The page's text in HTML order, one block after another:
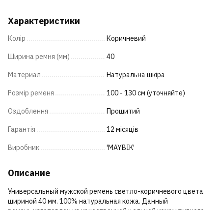
Характеристики
Колір Коричневий
Ширина ремня (мм) 40
Материал Натуральна шкіра
Розмір ременя 100 - 130 см (уточняйте)
Оздоблення Прошитий
Гарантія 12 місяців
Виробник 'MAYBIK'
Описание
Универсальный мужской ремень светло-коричневого цвета
шириной 40 мм. 100% натуральная кожа. Данный